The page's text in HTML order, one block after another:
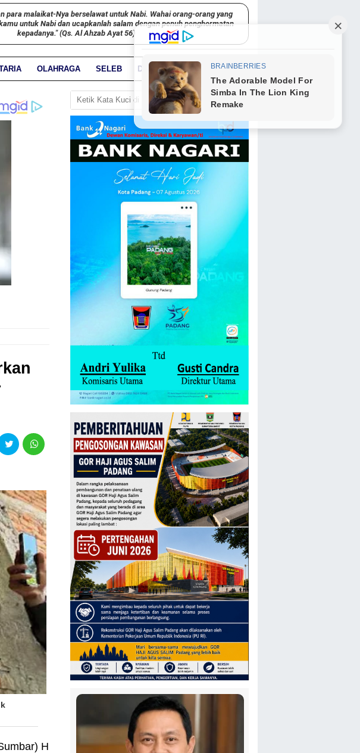
para malaikat-Nya berselawat untuk Nabi. Wahai orang-orang yang
untuk Nabi dan ucapkanlah salam dengan penuh penghormatan
kepadanya." (Qs. Al Ahzab Ayat 56)
OLAHRAGA SELEB DUNIA PARIWARA
H
GO